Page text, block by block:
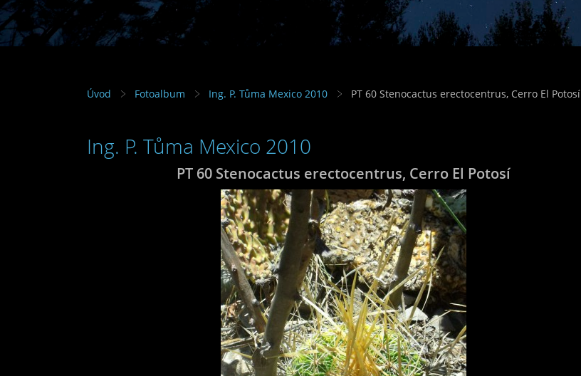
Úvod Fotoalbum Ing. P. Tůma Mexico 2010 PT 60 Stenocactus erectocentrus, Cerro El Potosí
Ing. P. Tůma Mexico 2010
PT 60 Stenocactus erectocentrus, Cerro El Potosí